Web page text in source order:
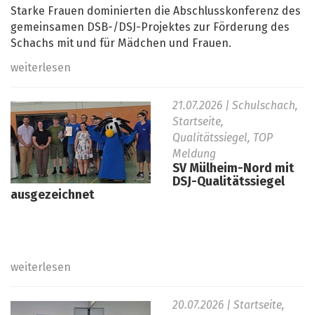
Starke Frauen dominierten die Abschlusskonferenz des
gemeinsamen DSB-/DSJ-Projektes zur Förderung des
Schachs mit und für Mädchen und Frauen.
weiterlesen
21.07.2026 | Schulschach,
Startseite,
Qualitätssiegel, TOP
Meldung
SV Mülheim-Nord mit
DSJ-Qualitätssiegel
ausgezeichnet
weiterlesen
20.07.2026 | Startseite,